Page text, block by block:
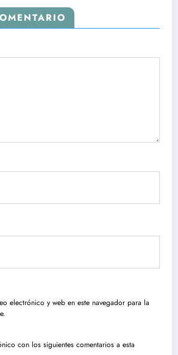
electrónico y web en este navegador para la
con los siguientes comentarios a esta